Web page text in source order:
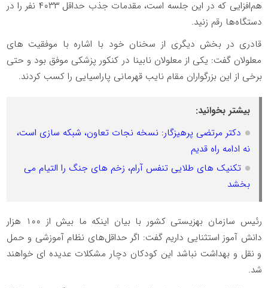
هم‌افزایی که در این جلسه است، مقدمات جذب حداقل ۴۰۳۳ نفر را در
دستگاه‌ها رقم زنید.
قادری در بخش دیگری از سخنان خود با اشاره با موفقیت های
معلولان گفت: یکی از معلولان نابینا در کنکور پزشکی موفق بود و حتی
برخی از این بزرگواران مقام نایب قهرمانی پاراسیایی را کسب کردند.
بیشتر بخوانید:
دکتر مرتضی پرهیزگار: نسخه نجات تعاون، شبکه سازی است،
نه ادامه راه قدیم
تکنیک های طلایی تنفس آرام، زخم های جنگ را التیام می
بخشد
رئیس سازمان بهزیستی کشور با بیان اینکه ما بیش از ۱۰۰ هزار
دانش آموز استثنایی داریم گفت: اگر حداقل‌های نظام آموزشی و حمل
و نقل و بهداشت نباشد این کودکان دچار مشکلات عدیده ای خواهند
شد.